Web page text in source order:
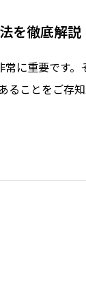
を徹底解説
常に重要です。
ることをご存知